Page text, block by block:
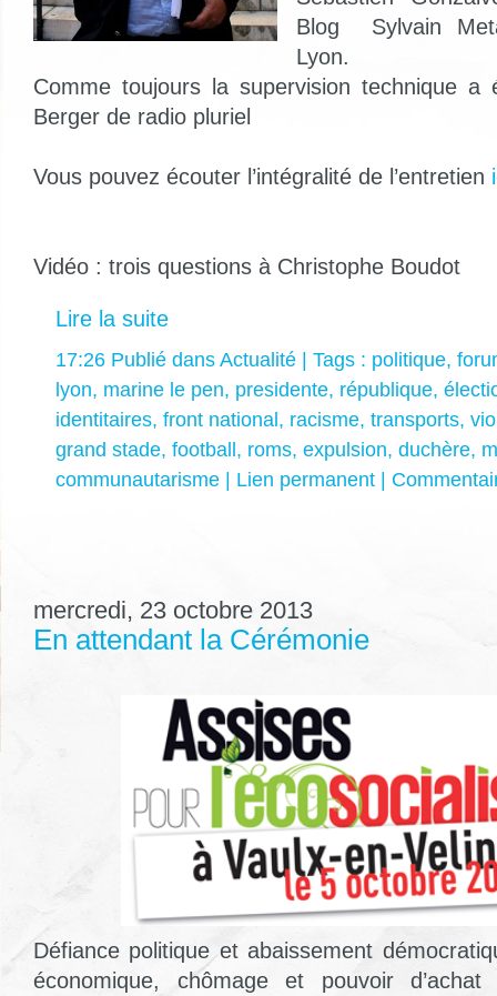
Blog Sylvain
Lyon.
Comme toujours la supervision technique a
Berger de radio pluriel
Vous pouvez écouter l’intégralité de l’entretien
Vidéo : trois questions à Christophe Boudot
Lire la suite
17:26 Publié dans Actualité | Tags : politique,
lyon, marine le pen, presidente, république,
identitaires, front national , racisme, transports,
grand stade, football , roms, expulsion, duchère,
communautarisme
Lien permanent
mercredi, 23 octobre 2013
En attendant la Cérémonie
Défiance politique et abaissement
économique, chômage et pouvoir